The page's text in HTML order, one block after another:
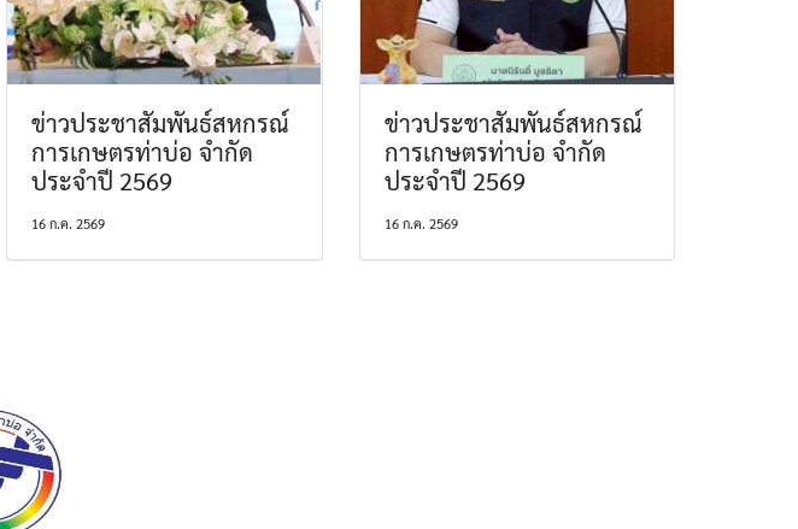
ข่าวประชาสัมพันธ์สหกรณ์
การเกษตรท่าบ่อ จำกัด
ประจำปี 2569
16 ก.ค. 2569
ข่าวประชาสัมพันธ์สหกรณ์
การเกษตรท่าบ่อ จำกัด
ประจำปี 2569
16 ก.ค. 2569